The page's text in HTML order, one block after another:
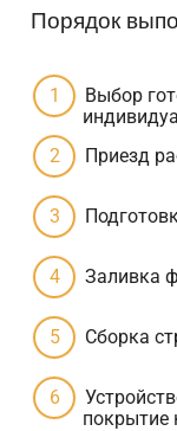
Порядок
Выбор
Приезд
Заливка
Сборка
покрытие